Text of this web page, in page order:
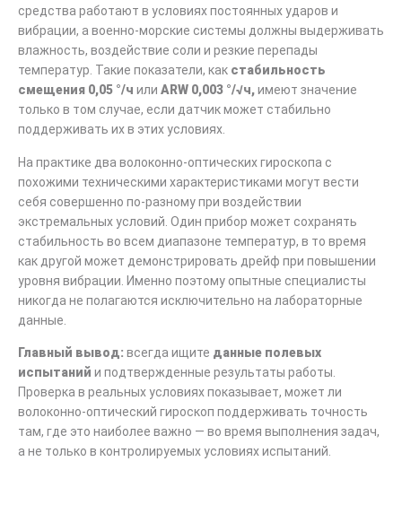
средства работают в условиях постоянных ударов и
вибрации, а военно-морские системы должны выдерживать
влажность, воздействие соли и резкие перепады
температур. Такие показатели, как стабильность
смещения 0,05 °/ч или ARW 0,003 °/√ч,имеют значение
только в том случае, если датчик может стабильно
поддерживать их в этих условиях.
На практике два волоконно-оптических гироскопа с
похожими техническими характеристиками могут вести
себя совершенно по-разному при воздействии
экстремальных условий. Один прибор может сохранять
стабильность во всем диапазоне температур, в то время
как другой может демонстрировать дрейф при повышении
уровня вибрации. Именно поэтому опытные специалисты
никогда не полагаются исключительно на лабораторные
данные.
Главный вывод: всегда ищите данные полевых
испытаний и подтвержденные результаты работы.
Проверка в реальных условиях показывает, может ли
волоконно-оптический гироскоп поддерживать точность
там, где это наиболее важно — во время выполнения задач,
а не только в контролируемых условиях испытаний.